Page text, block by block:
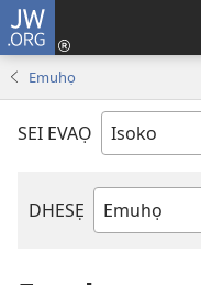
JW.ORG
Emuhọ
SEI EVAỌ
DHESẸ
Ebe